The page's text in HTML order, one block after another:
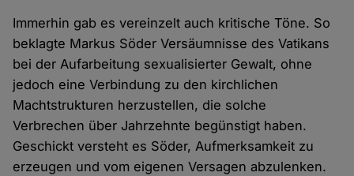
Immerhin gab es vereinzelt auch kritische Töne. So
beklagte Markus Söder Versäumnisse des Vatikans
bei der Aufarbeitung sexualisierter Gewalt, ohne
jedoch eine Verbindung zu den kirchlichen
Machtstrukturen herzustellen, die solche
Verbrechen über Jahrzehnte begünstigt haben.
Geschickt versteht es Söder, Aufmerksamkeit zu
erzeugen und vom eigenen Versagen abzulenken.